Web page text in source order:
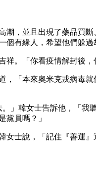
潮，並且出現了藥品買
有緣人，希望他們躲過
。「你看疫情解封後
，「本來奧米克戎病毒
」韓女士告訴他，「
黨員嗎？」
士說，「記住『善運